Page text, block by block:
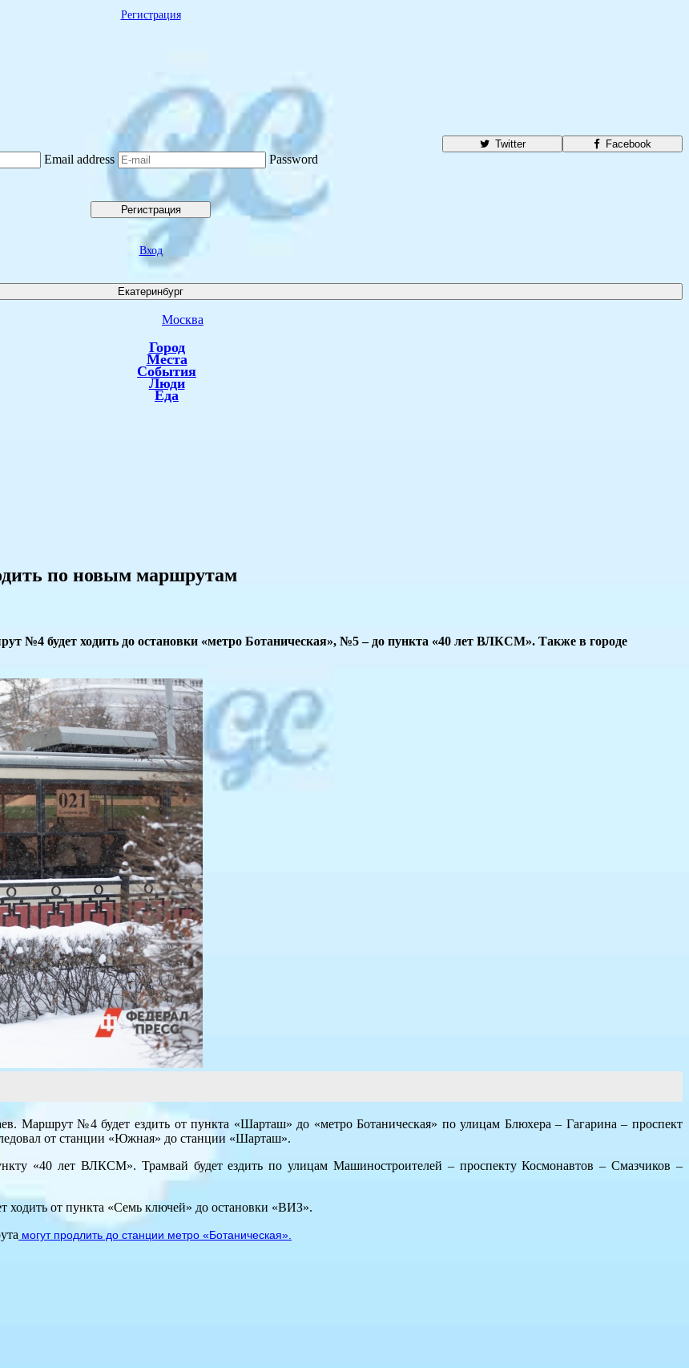
Регистрация
Facebook
Twitter
Email address
Password
Регистрация
Вход
Екатеринбург
Москва
Город
Места
События
Люди
Еда
по новым маршрутам
№4 будет ходить до остановки «метро Ботаническая», №5 – до пункта «40 лет ВЛКСМ». Также в городе
Маршрут №4 будет ездить от пункта «Шарташ» до «метро Ботаническая» по улицам Блюхера – Гагарина – проспект
от станции «Южная» до станции «Шарташ».
«40 лет ВЛКСМ». Трамвай будет ездить по улицам Машиностроителей – проспекту Космонавтов – Смазчиков –
от пункта «Семь ключей» до остановки «ВИЗ».
могут продлить до станции метро «Ботаническая».